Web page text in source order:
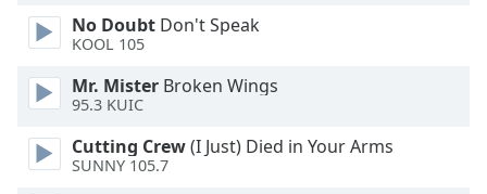
Font
Size
Text
Edge
Style
No Doubt Don't Speak
KOOL 105
Mr. Mister Broken Wings
95.3 KUIC
Cutting Crew(I Just) Died in Your Arms
SUNNY 105.7